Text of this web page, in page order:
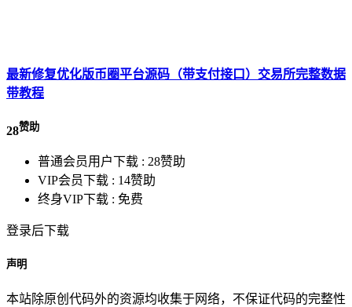
最新修复优化版币圈平台源码（带支付接口）交易所完整数据
带教程
28赞助
普通会员用户下载 : 28赞助
VIP会员下载 : 14赞助
终身VIP下载 : 免费
登录后下载
声明
本站除原创代码外的资源均收集于网络，不保证代码的完整性